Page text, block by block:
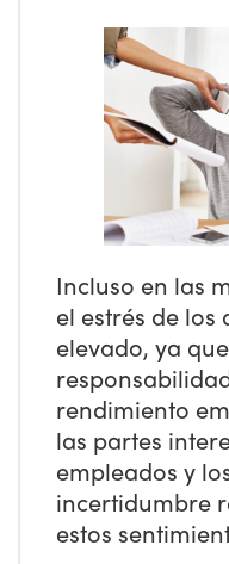
Incluso en las
el estrés de los
elevado, ya
rendimiento
las partes
empleados y
incertidumbre
estos